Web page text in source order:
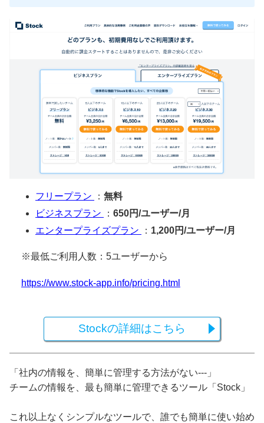
フリープラン ： 無料
ビジネスプラン
： 650円/ユーザー/月
エンタープライズプラン
： 1,200円/ユーザー/月
※最低ご利用人数：5ユーザーから
https://www.stock-app.info/pricing.html
Stockの詳細はこちら
「社内の情報を、簡単に管理する方法がない---」
チームの情報を、最も簡単に管理できるツール「Stock」
これ以上なくシンプルなツールで、誰でも簡単に使い始め